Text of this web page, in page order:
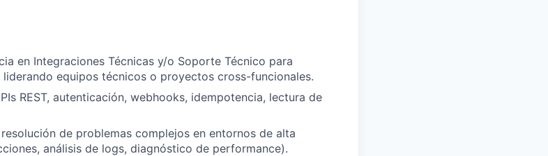
EVENTS
SECTORS
en Integraciones Técnicas y/o Soporte Técnico para
equipos técnicos o proyectos cross-funcionales.
REST, autenticación, webhooks, idempotencia, lectura de
de problemas complejos en entornos de alta
análisis de logs, diagnóstico de performance).